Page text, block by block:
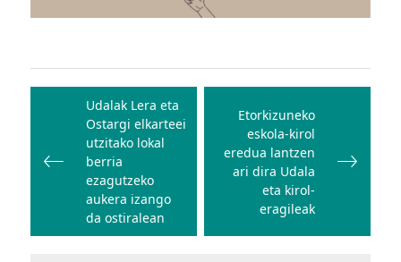
Bidalketetan
zehar
nabigatu
Udalak Lera eta
Ostargi elkarteei
utzitako lokal
berria
ezagutzeko
aukera izango
da ostiralean
Etorkizuneko
eskola-kirol
eredua lantzen
ari dira Udala
eta kirol-
eragileak